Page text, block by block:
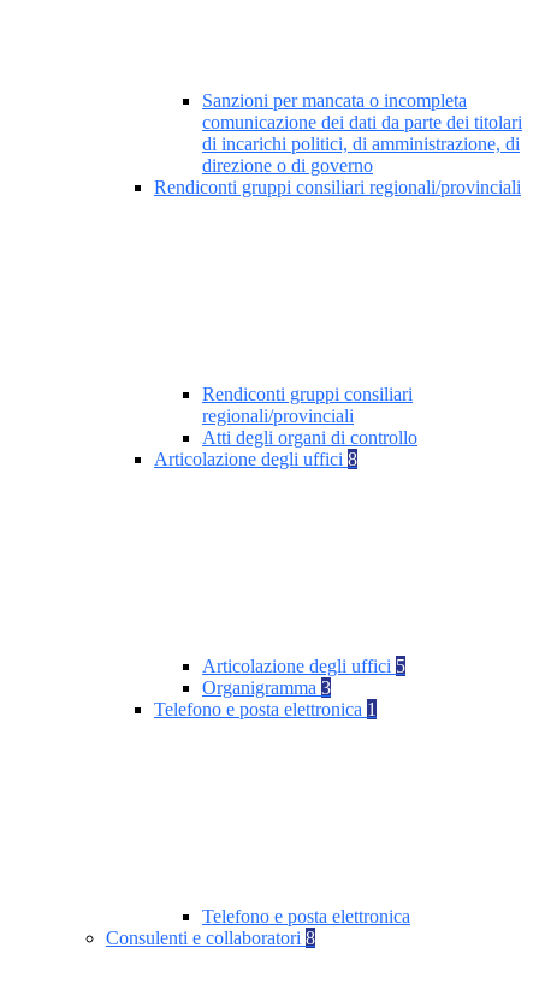
Sanzioni per mancata o incompleta
comunicazione dei dati da parte dei titolari
di incarichi politici, di amministrazione, di
direzione o di governo
Rendiconti gruppi consiliari regionali/provinciali
Rendiconti gruppi consiliari
regionali/provinciali
Atti degli organi di controllo
Articolazione degli uffici 8
Articolazione degli uffici 5
Organigramma 3
Telefono e posta elettronica 1
Telefono e posta elettronica
Consulenti e collaboratori 8